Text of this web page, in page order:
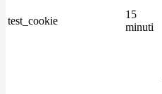
test_cookie
15
minuti